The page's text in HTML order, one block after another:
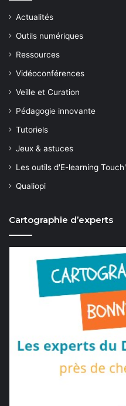
Actualités
Outils numériques
Ressources
Vidéoconférences
Veille et Curation
Pédagogie innovante
Tutoriels
Jeux & astuces
Les outils d'E-learning Touch'
Qualiopi
Cartographie d’experts